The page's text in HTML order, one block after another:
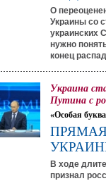
О
Украины со
украинских
нужно
конец
Украина
Путина с
«Особая
В ходе
признал